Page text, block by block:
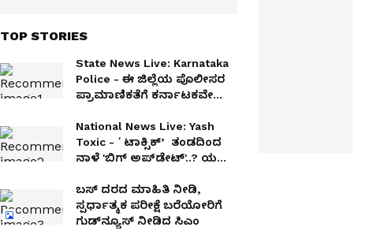
TOP STORIES
State News Live: Karnataka
Police - ಈ ಜಿಲ್ಲೆಯ ಪೊಲೀಸರ
ಪ್ರಾಮಾಣಿಕತೆಗೆ ಕರ್ನಾಟಕವೇ
ಹಣ!
National News Live: Yash
Toxic - ʻಟಾಕ್ಸಿಕ್‌ʼ ತಂಡದಿಂದ
ನಾಳೆ 'ಬಿಗ್‌ ಅಪ್‌ಡೇಟ್‌'..? ಯಶ್
ಘೋಷಣೆ?
ಬಸ್ ದರದ ಮಾಹಿತಿ ನೀಡಿ,
ಸ್ಪರ್ಧಾತ್ಮಕ ಪರೀಕ್ಷೆ ಬರೆಯೋರಿಗೆ
ಗುಡ್‌ನ್ಯೂಸ್ ನೀಡಿದ ಸಿಎಂ